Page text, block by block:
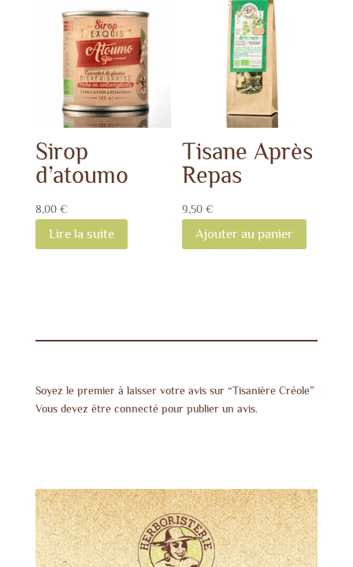
Sirop
d’atoumo
8,00 €
Lire la suite
Tisane Après
Repas
9,50€
Ajouter au panier
Soyez le premier à laisser votre avis sur “Tisanière Créole”
Vous devez être connectépour publier un avis.